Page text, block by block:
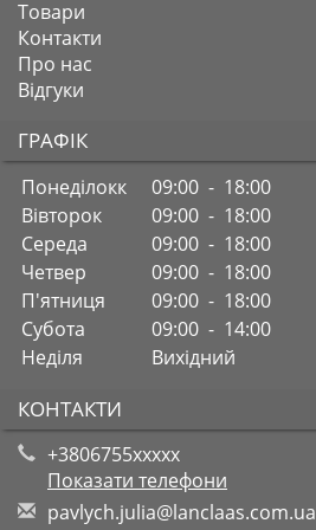
Товари
Контакти
Про нас
Відгуки
ГРАФІК
Понеділокк
09:00 - 18:00
Вівторок
09:00 - 18:00
Середа
09:00 - 18:00
Четвер
09:00 - 18:00
П'ятниця
09:00 - 18:00
Субота
09:00 - 14:00
Неділя
Вихідний
КОНТАКТИ
+3806755xxxxx
Показати телефони
pavlych.julia@lanclaas.com.ua